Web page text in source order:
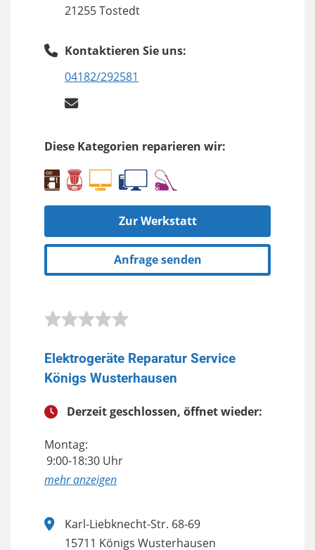
21255 Tostedt
Kontaktieren Sie uns:
04182/292581
Diese Kategorien reparieren wir:
Zur Werkstatt
Anfrage senden
Elektrogeräte Reparatur Service
Königs Wusterhausen
Derzeit geschlossen, öffnet wieder:
Montag:
9:00-18:30 Uhr
anzeigen
Karl-Liebknecht-Str. 68-69
15711 Königs Wusterhausen